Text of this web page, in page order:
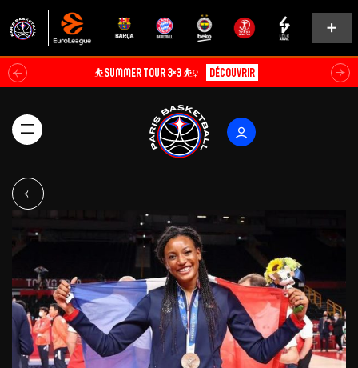
⛹️SUMMER TOUR 3×3 ⛹️‍♀️ Découvrir